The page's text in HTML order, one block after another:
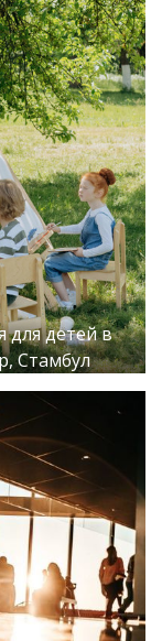
детей в
Стамбул